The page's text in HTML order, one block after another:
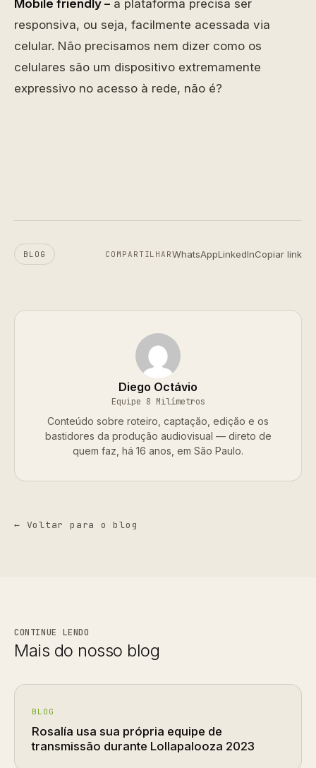
Mobile friendly – a plataforma precisa ser
responsiva, ou seja, facilmente acessada via
celular. Não precisamos nem dizer como os
celulares são um dispositivo extremamente
expressivo no acesso à rede, não é?
BLOG COMPARTILHARWhatsAppLinkedInCopiar link
Diego Octávio
Equipe 8 Milímetros
Conteúdo sobre roteiro, captação, edição e os
bastidores da produção audiovisual — direto de
quem faz, há 16 anos, em São Paulo.
← Voltar para o blog
CONTINUE LENDO
Mais do nosso blog
BLOG
Rosalía usa sua própria equipe de
transmissão durante Lollapalooza 2023